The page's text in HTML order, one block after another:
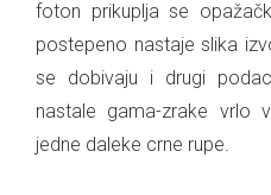
foton prikuplja se
postepeno nastaje slika
se dobivaju i drugi
nastale gama-zrake vrlo
jedne daleke crne rupe.